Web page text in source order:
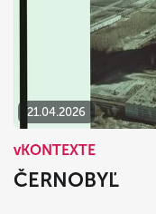
21.04.2026
vKONTEXTE
ČERNOBYĽ